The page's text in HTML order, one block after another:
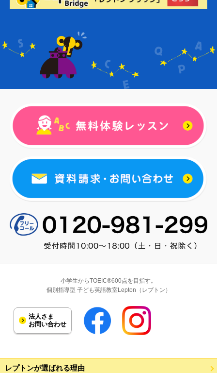
小学生からTOEIC®600点を目指す。
個別指導型 子ども英語教室Lepton（レプトン）
法人さま
お問い合わせ
レプトンが選ばれる理由